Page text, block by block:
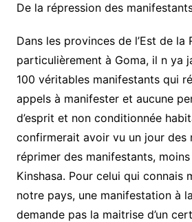
De la répression des
Dans les provinces de l’Est de la
particulièrement à Goma, il n ya
100 véritables manifestants qui
appels à manifester et aucune
d’esprit et non conditionnée
confirmerait avoir vu un jour des
réprimer des manifestants,
Kinshasa. Pour celui qui connais
notre pays, une manifestation à
demande pas la maitrise d’un